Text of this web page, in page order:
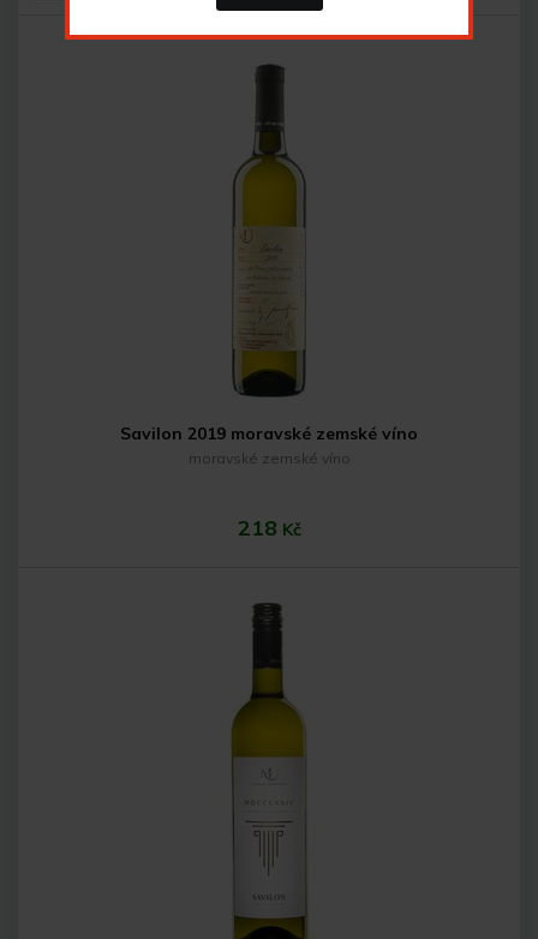
Savilon 2019 moravské zemské víno
moravské zemské víno
218 Kč